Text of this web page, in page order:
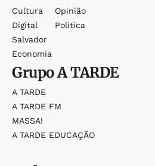
Cultura
Digital
Salvador
Economia
Opinião
Política
GrupoA TARDE
A TARDE
A TARDE FM
MASSA!
A TARDE EDUCAÇÃO